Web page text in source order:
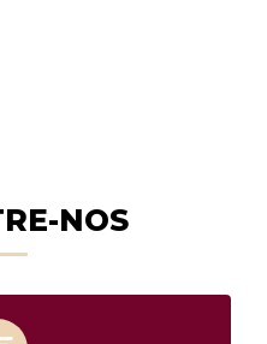
NOS